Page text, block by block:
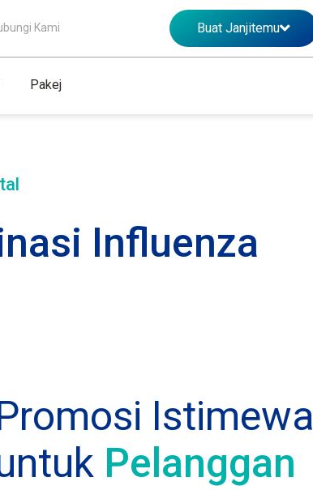
Kami Buat Janjitemu
Pakej
Influenza
Istimewa
Pelanggan